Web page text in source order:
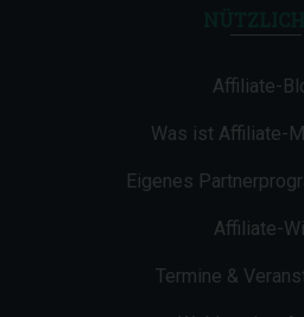
Affiliate-
Was ist Affiliate-
Eigenes
Affiliate-
Termine &